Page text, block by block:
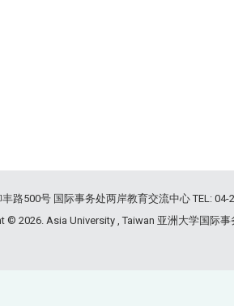
路500号 国际事务处两岸教育交流中心 TEL: 04-
© 2026. Asia University , Taiwan 亚洲大学国际事